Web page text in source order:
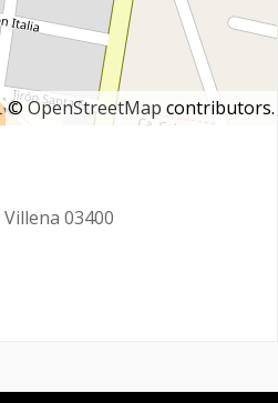
©OpenStreetMap contributors.
Villena 03400